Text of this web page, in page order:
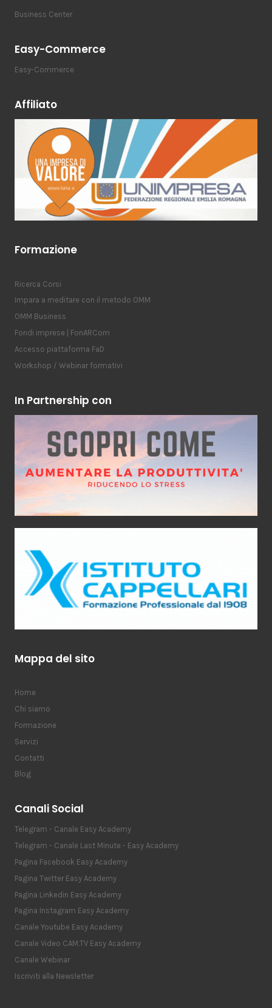
Business Center
Easy-Commerce
Easy-Commerce
Affiliato
Formazione
Ricerca Corsi
Impara a meditare con il metodo OMM
OMM Business
Fondi imprese | FonARCom
Accesso piattaforma FaD
Workshop / Webinar formativi
In Partnership con
Mappa del sito
Home
Chi siamo
Formazione
Servizi
Contatti
Blog
Canali Social
Telegram - Canale Easy Academy
Telegram - Canale Last Minute - Easy Academy
Pagina Facebook Easy Academy
Pagina Twitter Easy Academy
Pagina Linkedin Easy Academy
Pagina Instagram Easy Academy
Canale Youtube Easy Academy
Canale Video CAM.TV Easy Academy
Canale Webinar
Iscriviti alla Newsletter